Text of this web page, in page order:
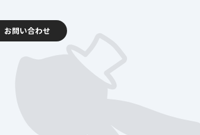
お問い合わせ